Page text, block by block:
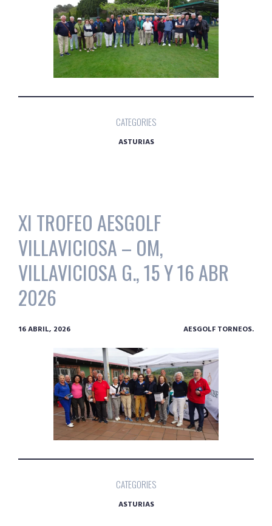
CATEGORIES
ASTURIAS
XI TROFEO AESGOLF
VILLAVICIOSA – OM,
VILLAVICIOSA G., 15 Y 16 ABR
2026
16 ABRIL, 2026 AESGOLF TORNEOS.
CATEGORIES
ASTURIAS